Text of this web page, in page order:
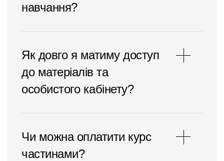
навчання?
Як довго я матиму доступ
до матеріалів та
особистого кабінету?
Чи можна оплатити курс
частинами?